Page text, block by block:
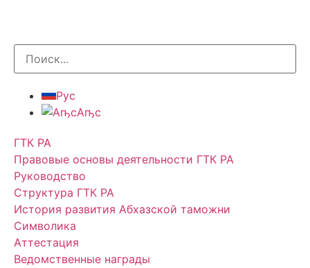
Рус
Аҧс
ГТК РА
Правовые основы деятельности ГТК РА
Руководство
Структура ГТК РА
История развития Абхазской таможни
Символика
Аттестация
Ведомственные награды